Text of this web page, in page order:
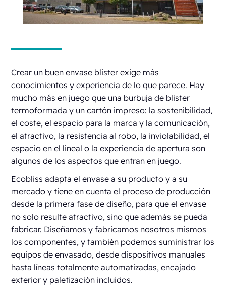
Crear un buen envase blister exige más
conocimientos y experiencia de lo que parece. Hay
mucho más en juego que una burbuja de blister
termoformada y un cartón impreso: la sostenibilidad,
el coste, el espacio para la marca y la comunicación,
el atractivo, la resistencia al robo, la inviolabilidad, el
espacio en el lineal o la experiencia de apertura son
algunos de los aspectos que entran en juego.
Ecobliss adapta el envase a su producto y a su
mercado y tiene en cuenta el proceso de producción
desde la primera fase de diseño, para que el envase
no solo resulte atractivo, sino que además se pueda
fabricar. Diseñamos y fabricamos nosotros mismos
los componentes, y también podemos suministrar los
equipos de envasado, desde dispositivos manuales
hasta líneas totalmente automatizadas, encajado
exterior y paletización incluidos.